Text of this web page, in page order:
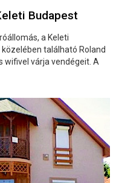
Budapest
a Keleti
található Roland
wifivel várja vendégeit. A